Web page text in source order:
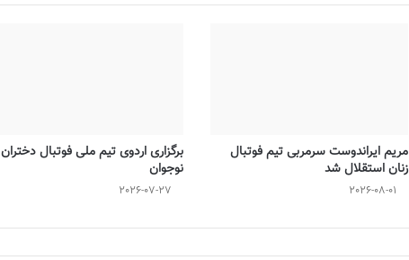
مریم ایراندوست سرمربی تیم فوتبال
زنان استقلال شد
2026-08-01
برگزاری اردوی تیم ملی فوتبال دختران
نوجوان
2026-07-27